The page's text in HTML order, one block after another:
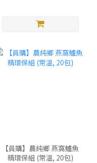
【員購】農純鄉 燕窩鱸魚
精環保組 (常溫, 20包)